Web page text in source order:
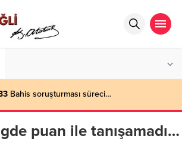
Bahis soruşturması süreci…
puan ile tanışamadı…